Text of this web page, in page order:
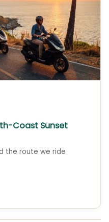
Coast Sunset
the route we ride